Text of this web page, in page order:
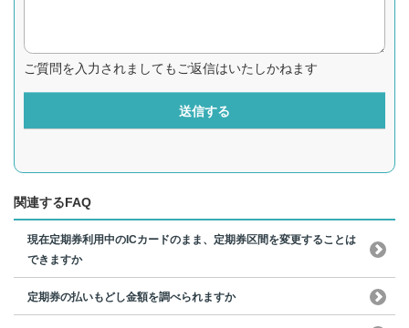
ご質問を入力されましてもご返信はいたしかねます
送信する
関連するFAQ
現在定期券利用中のICカードのまま、定期券区間を変更することは
できますか
定期券の払いもどし金額を調べられますか